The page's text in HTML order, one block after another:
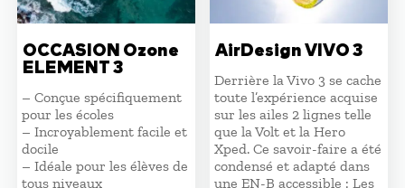
OCCASION Ozone
ELEMENT 3
– Conçue spécifiquement
pour les écoles
– Incroyablement facile et
docile
– Idéale pour les élèves de
tous niveaux
AirDesign VIVO 3
Derrière la Vivo 3 se cache
toute l’expérience acquise
sur les ailes 2 lignes telle
que la Volt et la Hero
Xped. Ce savoir-faire a été
condensé et adapté dans
une EN-B accessible : Les